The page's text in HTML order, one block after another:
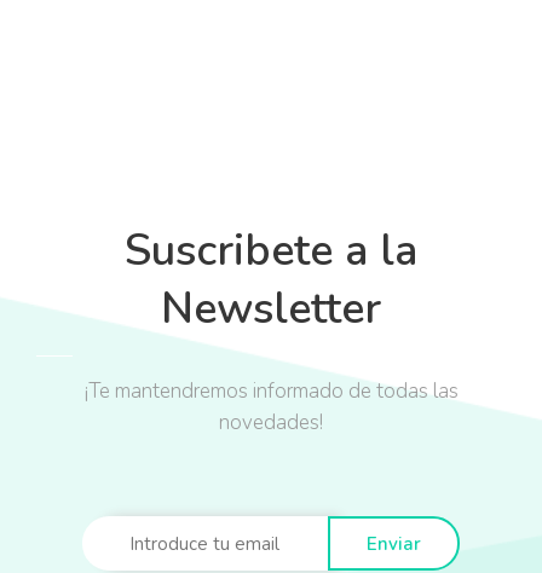
Suscribete a la
Newsletter
¡Te mantendremos informado de todas las
novedades!
Enviar